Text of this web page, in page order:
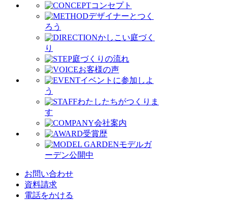
コンセプト
デザイナーとつく
ろう
かしこい庭づく
り
庭づくりの流れ
お客様の声
イベントに参加しよ
う
わたしたちがつくりま
す
会社案内
受賞歴
モデルガ
ーデン公開中
お問い合わせ
資料請求
電話をかける